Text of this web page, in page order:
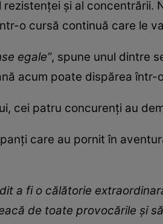
rezistenței și al
o cursă continuă care le
egale”, spune unul dintre
acum poate dispărea într-
cei patru concurenți au
care au pornit în
a fi o călătorie
de toate provocările și